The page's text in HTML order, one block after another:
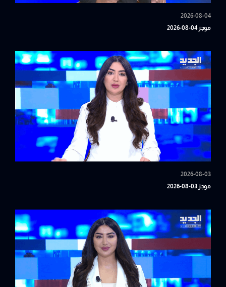
2026-08-04
موجز 04-08-2026
2026-08-03
موجز 03-08-2026